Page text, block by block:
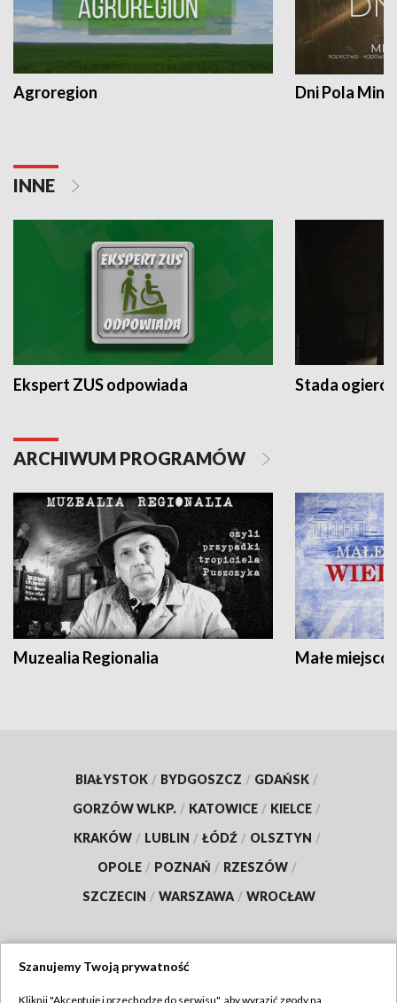
Agroregion Dni Pola
INNE
Ekspert ZUS odpowiada Stada
ARCHIWUM PROGRAMÓW
Muzealia Regionalia Małe
BIAŁYSTOK / BYDGOSZCZ / GDAŃSK /
GORZÓW WLKP. / KATOWICE / KIELCE /
KRAKÓW / LUBLIN / ŁÓDŹ / OLSZTYN /
OPOLE / POZNAŃ / RZESZÓW /
SZCZECIN / WARSZAWA / WROCŁAW
Szanujemy Twoją prywatność
Kliknij "Akceptuję i przechodzę do serwisu", aby wyrazić zgody na